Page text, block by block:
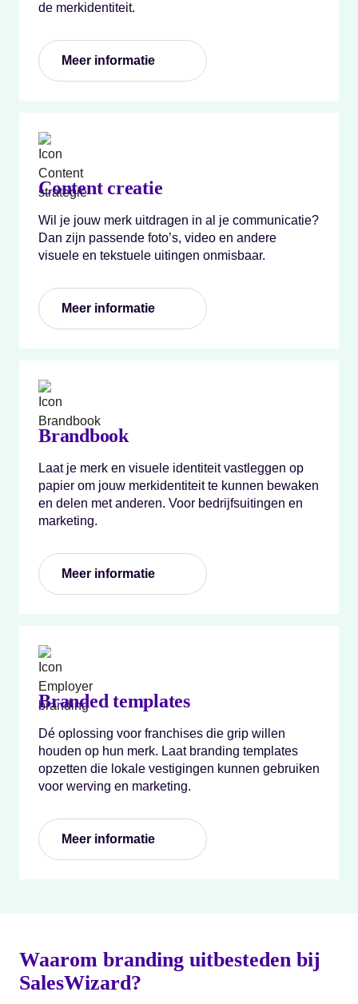
de merkidentiteit.
Meer informatie
Content creatie
Wil je jouw merk uitdragen in al je communicatie?
Dan zijn passende foto’s, video en andere
visuele en tekstuele uitingen onmisbaar.
Meer informatie
Brandbook
Laat je merk en visuele identiteit vastleggen op
papier om jouw merkidentiteit te kunnen bewaken
en delen met anderen. Voor bedrijfsuitingen en
marketing.
Meer informatie
Branded templates
Dé oplossing voor franchises die grip willen
houden op hun merk. Laat branding templates
opzetten die lokale vestigingen kunnen gebruiken
voor werving en marketing.
Meer informatie
Waarom branding uitbesteden bij
SalesWizard?